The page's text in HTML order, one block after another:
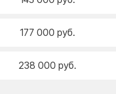
177 000 руб.
238 000 руб.